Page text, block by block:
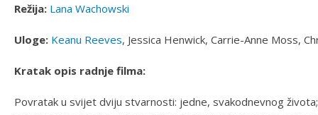
Režija: Lana Wachowski
Uloge: Keanu Reeves, Jessica Henwick, Carrie-Anne Moss,
Kratak opis radnje filma:
Povratak u svijet dviju stvarnosti: jedne, svakodnevnog